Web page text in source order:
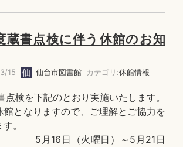
蔵書点検に伴う休館のお知
15 仙台市図書館 カテゴリ:休館情報
検を下記のとおり実施いたします。
館となりますので、ご理解とご協力を
。
】 5月16日（火曜日）～5月21日